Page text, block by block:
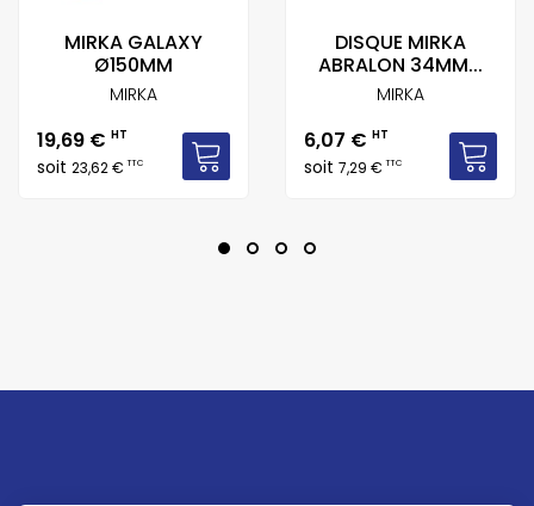
MIRKA GALAXY
Ø150MM
MIRKA
Prix
19,69 € HT
soit 23,62 €TTC
DISQUE MIRKA
ABRALON 34MM...
MIRKA
Prix
6,07 € HT
soit 7,29 €TTC